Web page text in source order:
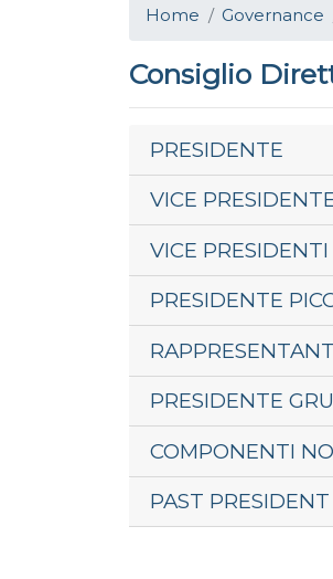
Home Governance
Consiglio
PRESIDENTE
VICE
VICE
PRESIDENTE
PRESIDENTE
COMPONENTI
PAST PRESIDENT